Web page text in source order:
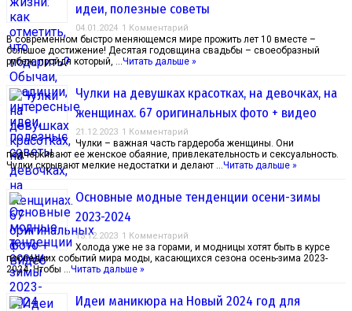
идеи, полезные советы
04.01.2024 1 Комментарий
В современном быстро меняющемся мире прожить лет 10 вместе –
большое достижение! Десятая годовщина свадьбы – своеобразный
рубеж, пройдя который, …Читать дальше »
Чулки на девушках красотках, на девочках, на
женщинах. 67 оригинальных фото + видео
21.12.2023 1 Комментарий
Чулки – важная часть гардероба женщины. Они
подчеркивают ее женское обаяние, привлекательность и сексуальность.
Чулки скрывают мелкие недостатки и делают …Читать дальше »
Основные модные тенденции осени-зимы
2023-2024
13.12.2023 1 Комментарий
Холода уже не за горами, и модницы хотят быть в курсе
последних событий мира моды, касающихся сезона осень-зима 2023-
2024. Чтобы …Читать дальше »
Идеи маникюра на Новый 2024 год для